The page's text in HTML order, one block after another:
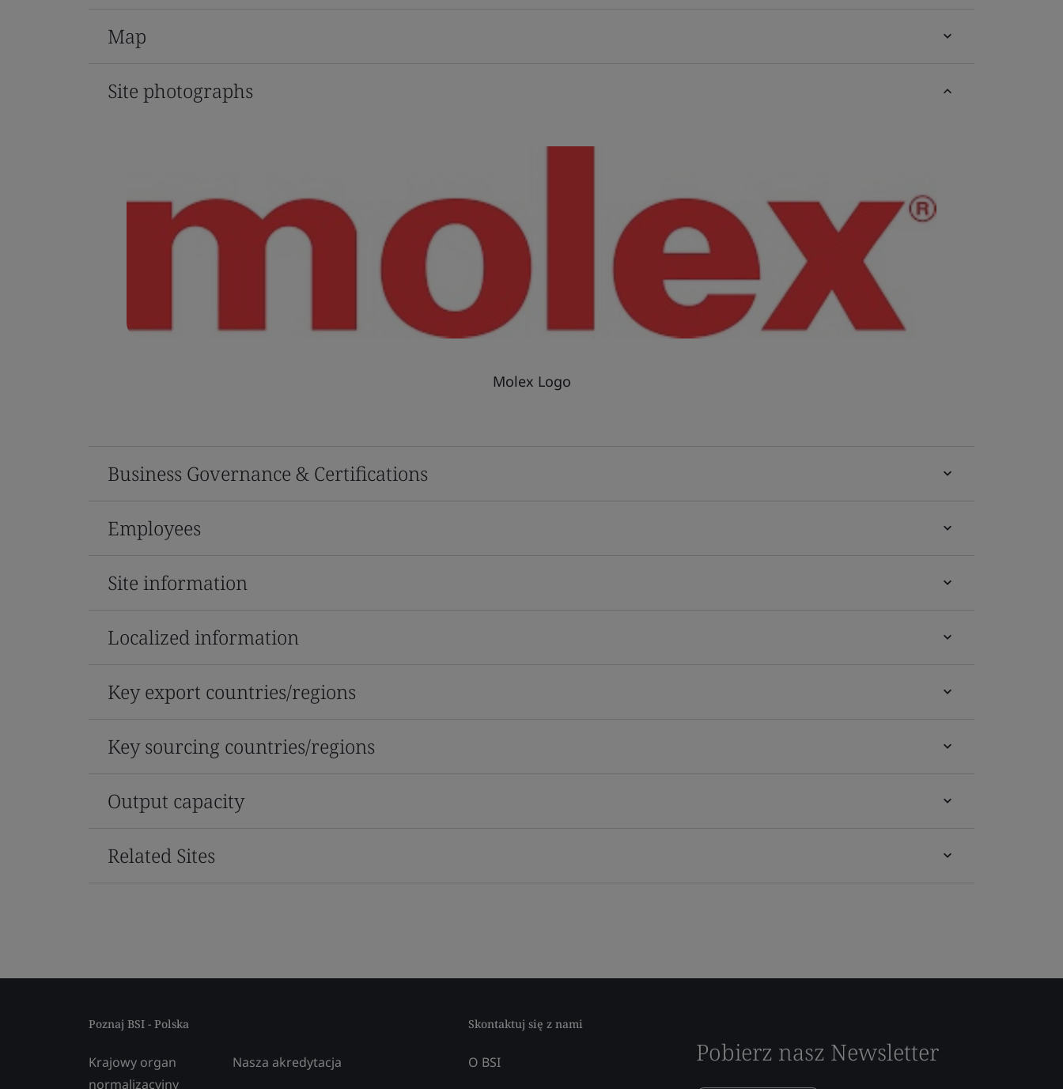
Map
Site photographs
Molex Logo
Business Governance & Certifications
Employees
Site information
Localized information
Key export countries/regions
Key sourcing countries/regions
Output capacity
Related Sites
Poznaj BSI - Polska
Krajowy organ
normalizacyjny
Nasza akredytacja
Skontaktuj się z nami
O BSI Pobierz nasz Newsletter